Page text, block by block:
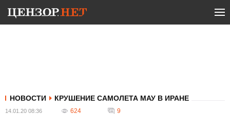
НОВОСТИ КРУШЕНИЕ САМОЛЕТА МАУ В ИРАНЕ
14.01.20 08:36 624 9